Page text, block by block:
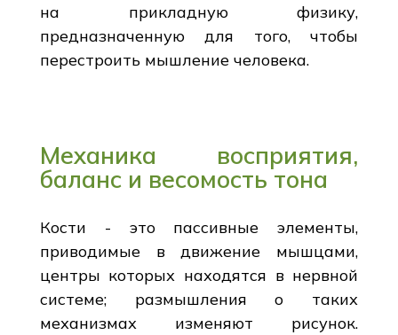
на прикладную физику,
предназначенную для того, чтобы
перестроить мышление человека.
Механика восприятия,
баланс и весомость тона
Кости - это пассивные элементы,
приводимые в движение мышцами,
центры которых находятся в нервной
системе; размышления о таких
механизмах изменяют рисунок.